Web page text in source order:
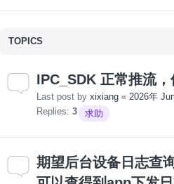
TOPICS
IPC_SDK 正常推流
Last post by xixiang « 2026年
Replies: 3 求助
期望后台设备日志查